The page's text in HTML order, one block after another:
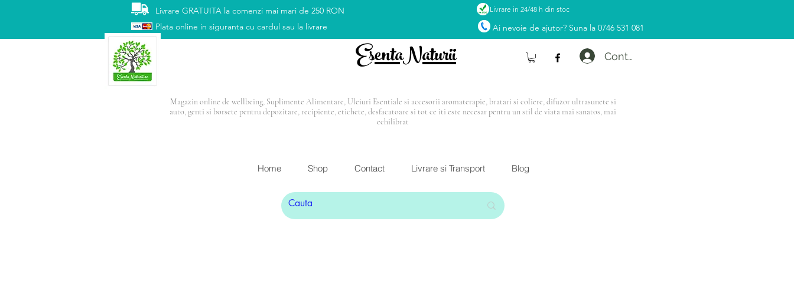
Livrare GRATUITA la comenzi mai mari de 250 RON
Plata online in siguranta cu cardul sau la livrare
Livrare in 24/48 h din stoc
Ai nevoie de ajutor? Suna la 0746 531 081
EsentaNaturii Contul tau
Magazin online de wellbeing, Suplimente Alimentare, Uleiuri Esentiale si accesorii aromaterapie, bratari si coliere, difuzor ultrasunete si
auto, genti si borsete pentru depozitare, recipiente, etichete, desfacatoare si tot ce iti este necesar pentru un stil de viata mai sanatos, mai
echilibrat
Home Shop Contact Livrare si Transport Blog